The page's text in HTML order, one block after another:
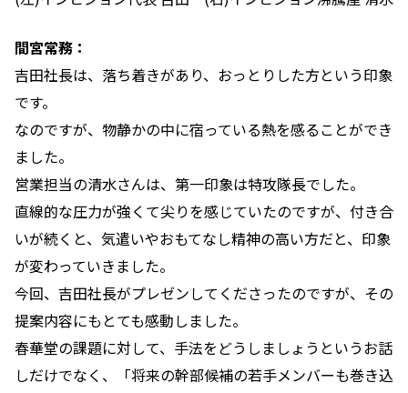
間宮常務：
吉田社長は、落ち着きがあり、おっとりした方という印象
です。
なのですが、物静かの中に宿っている熱を感ることができ
ました。
営業担当の清水さんは、第一印象は特攻隊長でした。
直線的な圧力が強くて尖りを感じていたのですが、付き合
いが続くと、気遣いやおもてなし精神の高い方だと、印象
が変わっていきました。
今回、吉田社長がプレゼンしてくださったのですが、その
提案内容にもとても感動しました。
春華堂の課題に対して、手法をどうしましょうというお話
しだけでなく、「将来の幹部候補の若手メンバーも巻き込